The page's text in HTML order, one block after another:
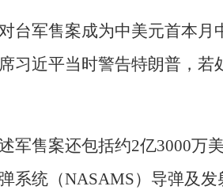
台军售案成为中美元首本月
习近平当时警告特朗普，若
军售案还包括约2亿3000万
系统（NASAMS）导弹及